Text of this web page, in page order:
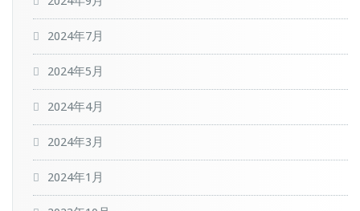
2024年7月
2024年5月
2024年4月
2024年3月
2024年1月